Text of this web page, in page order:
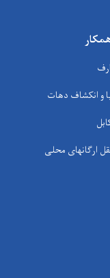
و انکشاف دهات
ارگانهای محلی